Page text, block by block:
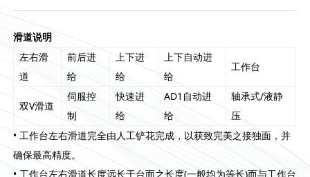
滑道说明
左右滑
道
前后进
给
上下进
给
上下自动进
给
工作台
双V滑道
伺服控
制
快速进
给
AD1自动进
给
轴承式/液静
压
• 工作台左右滑道完全由人工铲花完成，以获致完美之接独面，并
确保最高精度。
• 工作台左右滑道长度远长于台面之长度(一般均为等长)而与工作台